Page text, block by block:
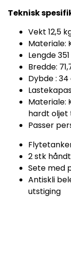
Teknisk
Vekt 12,5
Materiale:
Lengde
Bredde:
Dybde :
Materiale:
hardt
Passer
2 stk
Sete med
Antiskli
utstiging